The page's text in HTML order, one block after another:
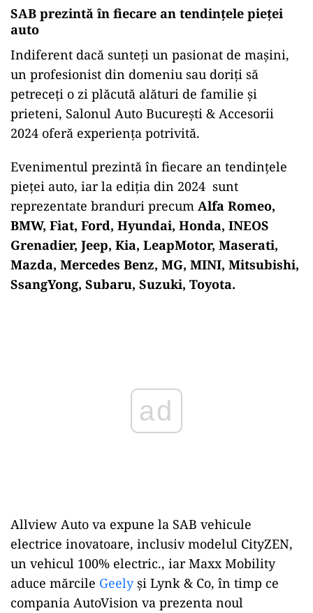
SAB prezintă în fiecare an tendinţele pieţei
auto
Indiferent dacă sunteţi un pasionat de maşini,
un profesionist din domeniu sau doriţi să
petreceţi o zi plăcută alături de familie şi
prieteni, Salonul Auto Bucureşti & Accesorii
2024 oferă experienţa potrivită.
Evenimentul prezintă în fiecare an tendinţele
pieţei auto, iar la ediţia din 2024 sunt
reprezentate branduri precum Alfa Romeo,
BMW, Fiat, Ford, Hyundai, Honda, INEOS
Grenadier, Jeep, Kia, LeapMotor, Maserati,
Mazda, Mercedes Benz, MG, MINI, Mitsubishi,
SsangYong, Subaru, Suzuki, Toyota.
Allview Auto va expune la SAB vehicule
electrice inovatoare, inclusiv modelul CityZEN,
un vehicul 100% electric., iar Maxx Mobility
aduce mărcile Geelyşi Lynk & Co, în timp ce
compania AutoVision va prezenta noul